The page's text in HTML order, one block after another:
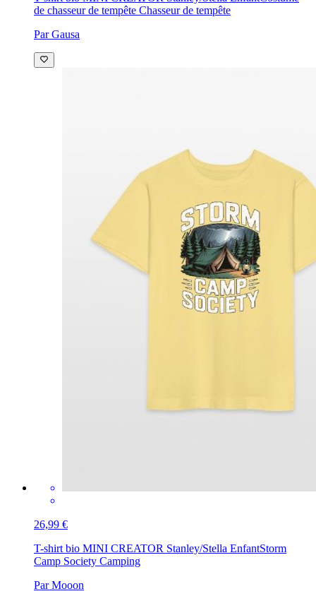
de chasseur de tempête Chasseur de tempête
Par Gausa
26,99 €
T-shirt bio MINI CREATOR Stanley/Stella EnfantStorm
Camp Society Camping
Par Mooon